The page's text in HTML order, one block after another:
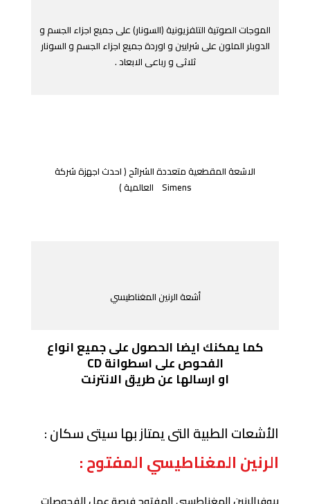
الموجات الصوتية التلفزيونية (السونار) على جميع اجزاء الجسم و
الدوبلر الملون على شرايين و اوردة جميع اجزاء الجسم و السونار
ثلاثى و رباعى الابعاد .
الاشعة المقطعية متعددة الشرائح ( احدث اجهزة شركة
Simens العالمية )
أشعة الرنين المغناطيسي
كما يمكنك ايضا الحصول على جميع انواع
الفحوص على اسطوانة CD
او ارسالها عن طريق الانترنت
الأشعات الطبية التى يمتاز بها سيتى سكان :
الرنين المغناطيسي المفتوح :